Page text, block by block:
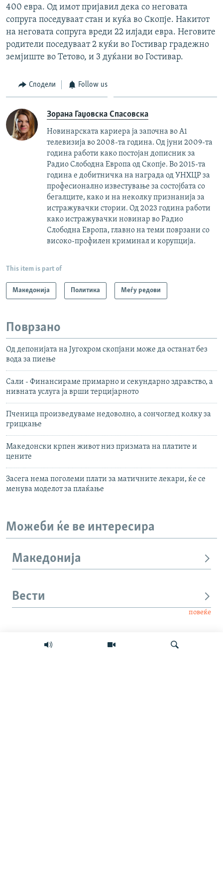
400 евра. Од имот пријавил дека со неговата
сопруга поседуваат стан и куќа во Скопје. Накитот
на неговата сопруга вреди 22 илјади евра. Неговите
родители поседуваат 2 куќи во Гостивар градежно
земјиште во Тетово, и 3 дуќани во Гостивар.
Сподели Follow us
Зорана Гаџовска Спасовска
Новинарската кариера ја започна во А1
телевизија во 2008-та година. Од јуни 2009-та
година работи како постојан дописник за
Радио Слободна Европа од Скопје. Во 2015-та
година е добитничка на награда од УНХЦР за
професионално известување за состојбата со
бегалците, како и на неколку признанија за
истражувачки стории. Од 2023 година работи
како истражувачки новинар во Радио
Слободна Европа, главно на теми поврзани со
високо-профилен криминал и корупција.
This item is part of
Македонија Политика Меѓу редови
Поврзано
Од депонијата на Југохром скопјани може да останат без
вода за пиење
Сали - Финансираме примарно и секундарно здравство, а
нивната услуга ја врши терцијарното
Пченица произведуваме недоволно, а сончоглед колку за
грицкање
Македонски крпен живот низ призмата на платите и
цените
Засега нема поголеми плати за матичните лекари, ќе се
менува моделот за плаќање
Можеби ќе ве интересира
Македонија
Вести
повеќе
Интервју